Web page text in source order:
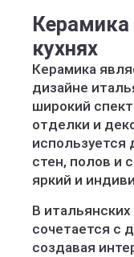
Керамика
кухнях
Керамика
дизайне
широкий
отделки и
используется
стен, полов и
яркий и
В итальянских
сочетается с
создавая